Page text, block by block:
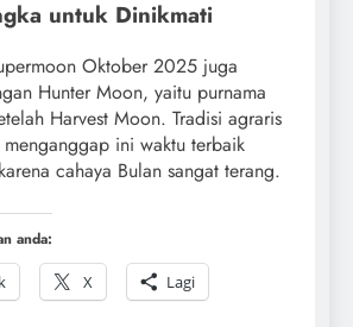
untuk Dinikmati
Oktober 2025 juga
Hunter Moon, yaitu purnama
Harvest Moon. Tradisi agraris
menganggap ini waktu terbaik
cahaya Bulan sangat terang.
anda:
X Lagi